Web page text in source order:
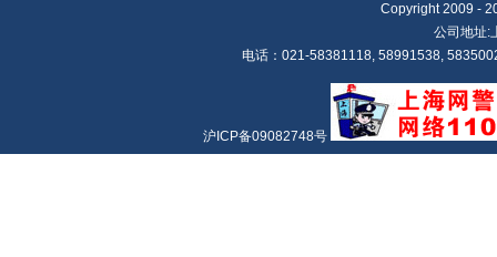
Copyright 2009 -
公司地址:
电话：021-58381118, 58991538,
沪ICP备09082748号